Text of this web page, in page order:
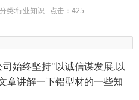
类:行业知识 点击：425
始终坚持"以诚信谋发展,以
章讲解一下铝型材的一些知